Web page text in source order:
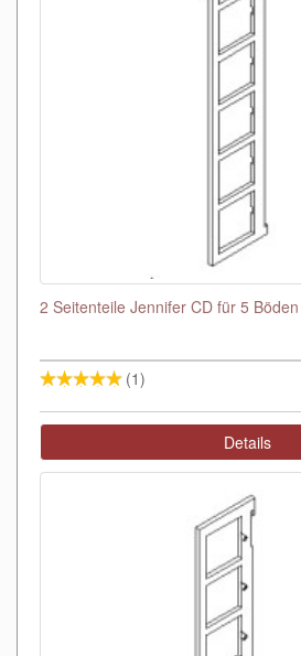
2 Seitenteile Jennifer CD für 5
(1)
Details